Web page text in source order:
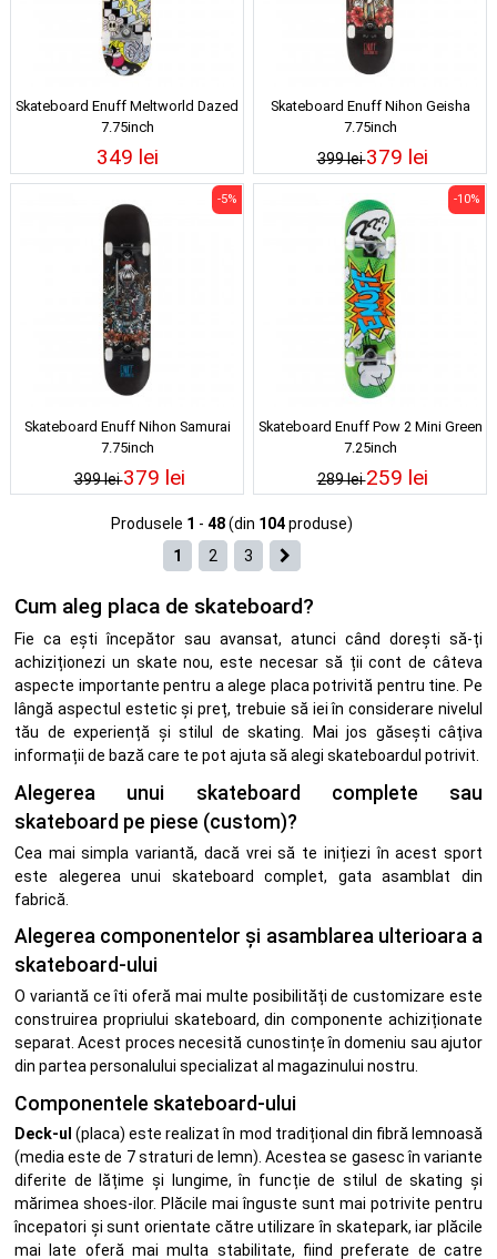
Skateboard Enuff Meltworld Dazed
7.75inch
349 lei
Skateboard Enuff Nihon Geisha
7.75inch
399 lei379 lei
Skateboard Enuff Nihon Samurai
7.75inch
399 lei
-5%
379 lei
Skateboard Enuff Pow 2 Mini Green
7.25inch
289 lei
-10%
259 lei
Produsele 1 - 48(din 104produse)
1
2 3
Cum aleg placa de skateboard?
Fie ca ești începător sau avansat, atunci când dorești să-ți
achiziționezi un skate nou, este necesar să ții cont de câteva
aspecte importante pentru a alege placa potrivită pentru tine. Pe
lângă aspectul estetic și preț, trebuie să iei în considerare nivelul
tău de experiență și stilul de skating. Mai jos găsești câțiva
informații de bază care te pot ajuta să alegi skateboardul potrivit.
Alegerea unui skateboard complete sau
skateboard pe piese (custom)?
Cea mai simpla variantă, dacă vrei să te inițiezi în acest sport
este alegerea unui skateboard complet, gata asamblat din
fabrică.
Alegerea componentelor și asamblarea ulterioara a
skateboard-ului
O variantă ce îti oferă mai multe posibilități de customizare este
construirea propriului skateboard, din componente achiziționate
separat. Acest proces necesită cunostințe în domeniu sau ajutor
din partea personalului specializat al magazinului nostru.
Componentele skateboard-ului
Deck-ul (placa) este realizat în mod tradițional din fibră lemnoasă
(media este de 7 straturi de lemn). Acestea se gasesc în variante
diferite de lățime și lungime, în funcție de stilul de skating și
mărimea shoes-ilor. Plăcile mai înguste sunt mai potrivite pentru
începatori și sunt orientate către utilizare în skatepark, iar plăcile
mai late oferă mai multa stabilitate, fiind preferate de catre